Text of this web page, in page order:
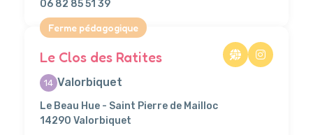
06 82 85 51 39
Ferme pédagogique
Le Clos des Ratites
14 Valorbiquet
Le Beau Hue - Saint Pierre de Mailloc
14290 Valorbiquet